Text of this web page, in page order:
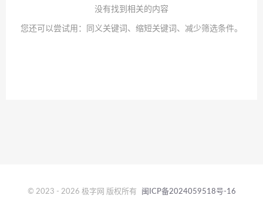
没有找到相关的内容
您还可以尝试用：同义关键词、缩短关键词、减少筛选条件。
© 2023 - 2026 极字网 版权所有 闽ICP备2024059518号-16